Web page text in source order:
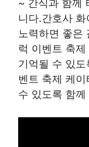
~ 간식과 함께
니다.간호사
노력하면 좋은
럭 이벤트 축
기억될 수 있
벤트 축제 케
수 있도록 함